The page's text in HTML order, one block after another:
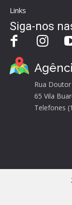
Links
Siga-nos
Rua
65 Vila
Telefones